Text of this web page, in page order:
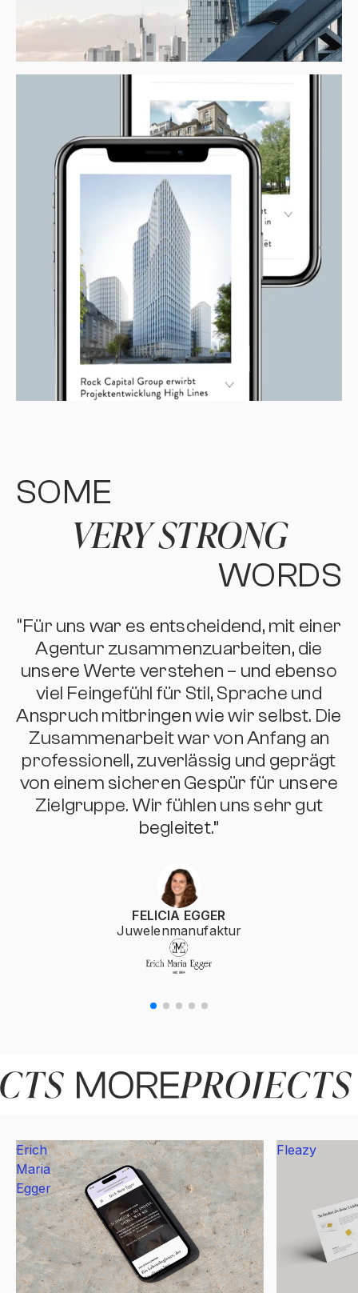
SOME
VERY STRONG
WORDS
“Für uns war es entscheidend, mit einer
Agentur zusammenzuarbeiten, die
unsere Werte verstehen – und ebenso
viel Feingefühl für Stil, Sprache und
Anspruch mitbringen wie wir selbst. Die
Zusammenarbeit war von Anfang an
professionell, zuverlässig und geprägt
von einem sicheren Gespür für unsere
Zielgruppe. Wir fühlen uns sehr gut
begleitet.”
FELICIA EGGER
Juwelenmanufaktur
Erich
Maria
Egger
Fleazy